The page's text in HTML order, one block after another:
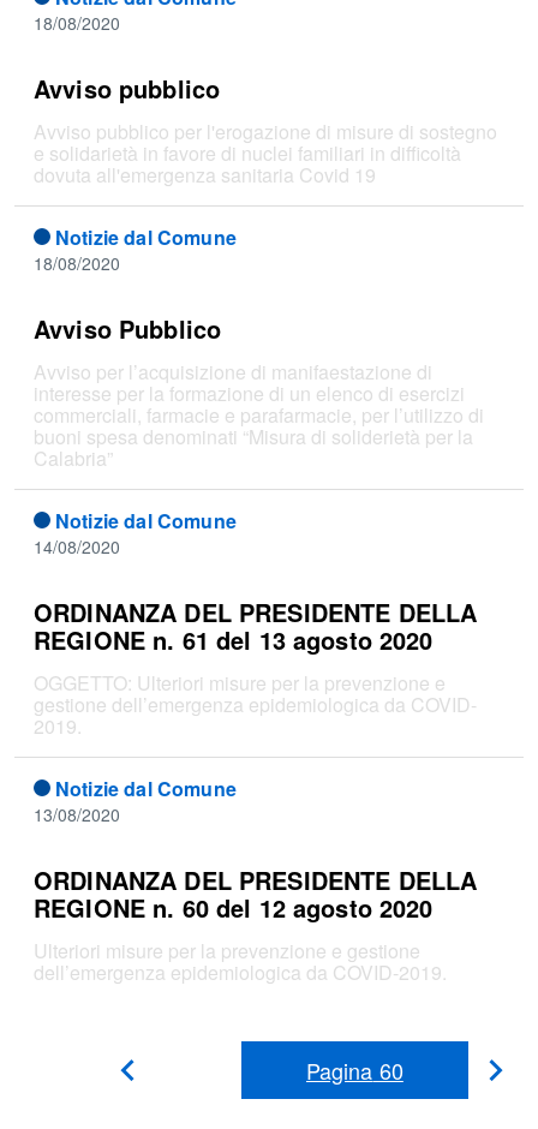
18/08/2020
Avviso pubblico
Avviso pubblico per l'erogazione di misure di sostegno
e solidarietà in favore di nuclei familiari in difficoltà
dovuta all'emergenza sanitaria Covid 19
Notizie dal Comune
18/08/2020
Avviso Pubblico
Avviso per l’acquisizione di manifaestazione di
interesse per la formazione di un elenco di esercizi
commerciali, farmacie e parafarmacie, per l’utilizzo di
buoni spesa denominati “Misura di soliderietà per la
Calabria”
Notizie dal Comune
14/08/2020
ORDINANZA DEL PRESIDENTE DELLA
REGIONE n. 61 del 13 agosto 2020
OGGETTO: Ulteriori misure per la prevenzione e
gestione dell’emergenza epidemiologica da COVID-
2019.
Notizie dal Comune
13/08/2020
ORDINANZA DEL PRESIDENTE DELLA
REGIONE n. 60 del 12 agosto 2020
Ulteriori misure per la prevenzione e gestione
dell’emergenza epidemiologica da COVID-2019.
Pagina 60